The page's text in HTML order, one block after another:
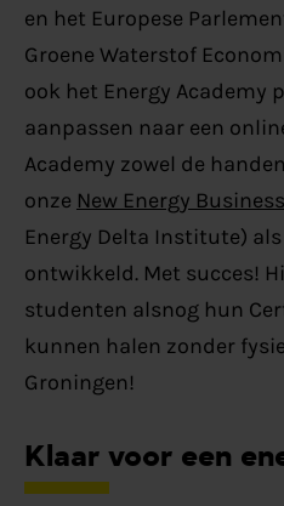
en het Europese
Groene Waterstof
ook het Energy Academy
aanpassen naar een
Academy zowel de
onze New Energy
Energy Delta Institute)
ontwikkeld. Met succes!
studenten alsnog hun
kunnen halen zonder
Groningen!
Klaar voor een